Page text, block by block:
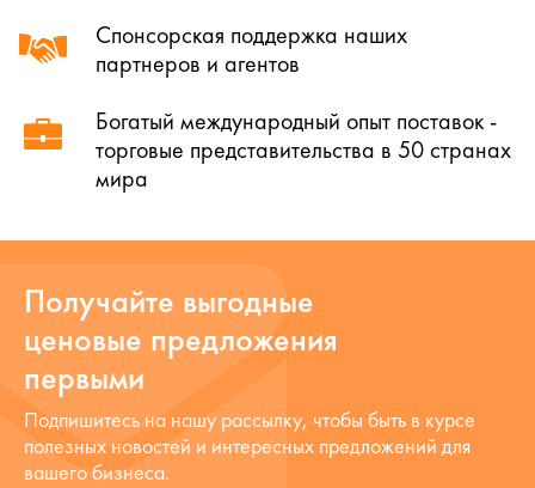
Спонсорская поддержка наших
партнеров и агентов
Богатый международный опыт поставок -
торговые представительства в 50 странах
мира
Получайте выгодные
ценовые предложения
первыми
Подпишитесь на нашу рассылку, чтобы быть в курсе
полезных новостей и интересных предложений для
вашего бизнеса.